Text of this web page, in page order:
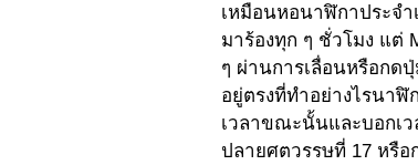
เหมือนหอนาฬิกาประจ
มาร้องทุก ๆ ชั่วโมง แต่
ๆ ผ่านการเลื่อนหรือกด
อยู่ตรงที่ทำอย่างไรนา
เวลาขณะนั้นและบอกเ
ปลายศตวรรษที่ 17 หรื